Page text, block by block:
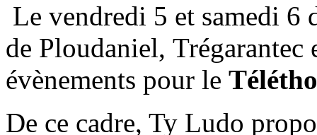
Le vendredi 5 et samedi 6
de Ploudaniel, Trégarantec
évènements pour le
De ce cadre, Ty Ludo